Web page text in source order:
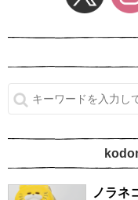
ノラネ